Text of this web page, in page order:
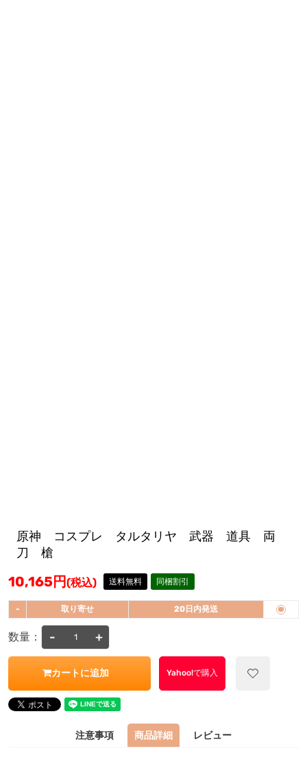
原神 コスプレ タルタリヤ 武器 道具 両
刀 槍
10,165円(税込) 送料無料 同梱割引
- 取り寄せ 20日内発送
数量： - +
カートに追加 Yahoo!で購入
注意事項 商品詳細 レビュー